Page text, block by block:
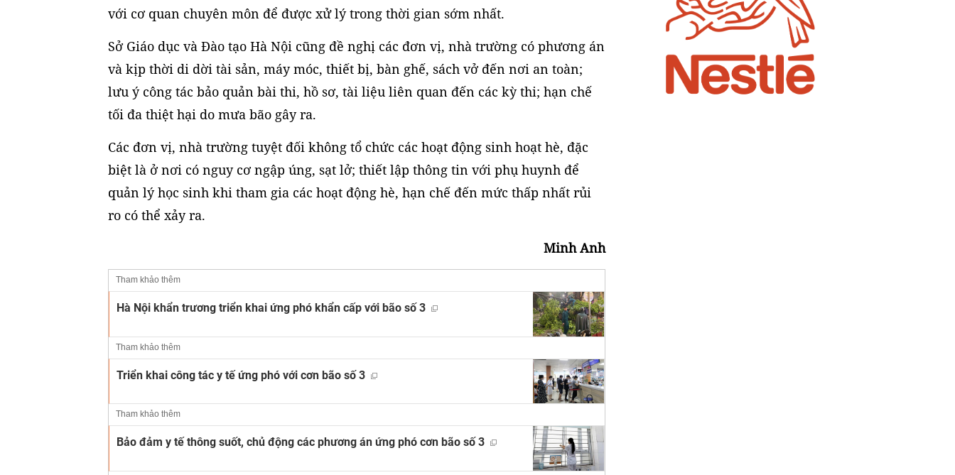
với cơ quan chuyên môn để được xử lý trong thời gian sớm nhất.
Sở Giáo dục và Đào tạo Hà Nội cũng đề nghị các đơn vị, nhà trường có phương án
và kịp thời di dời tài sản, máy móc, thiết bị, bàn ghế, sách vở đến nơi an toàn;
lưu ý công tác bảo quản bài thi, hồ sơ, tài liệu liên quan đến các kỳ thi; hạn chế
tối đa thiệt hại do mưa bão gây ra.
Các đơn vị, nhà trường tuyệt đối không tổ chức các hoạt động sinh hoạt hè, đặc
biệt là ở nơi có nguy cơ ngập úng, sạt lở; thiết lập thông tin với phụ huynh để
quản lý học sinh khi tham gia các hoạt động hè, hạn chế đến mức thấp nhất rủi
ro có thể xảy ra.
Minh Anh
Tham khảo thêm
Hà Nội khẩn trương triển khai ứng phó khẩn cấp với bão số 3
Tham khảo thêm
Triển khai công tác y tế ứng phó với cơn bão số 3
Tham khảo thêm
Bảo đảm y tế thông suốt, chủ động các phương án ứng phó cơn bão số 3